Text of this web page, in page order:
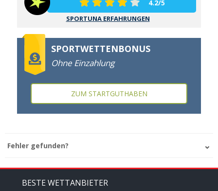
4.2/5
SPORTUNA ERFAHRUNGEN
SPORTWETTENBONUS
Ohne Einzahlung
ZUM STARTGUTHABEN
Fehler gefunden?
BESTE WETTANBIETER